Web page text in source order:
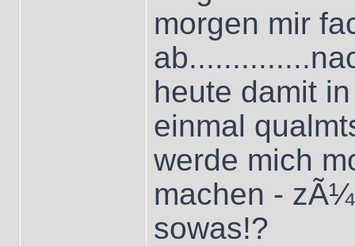
morgen mir
heute damit
einmal
werde mich
machen -
sowas!?